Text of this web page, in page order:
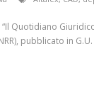
Quotidiano
pubblicato in